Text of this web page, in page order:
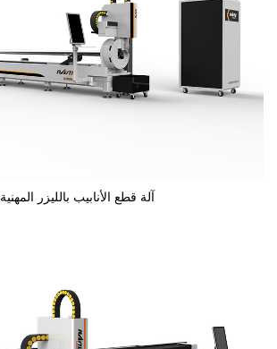
آلة قطع الأنابيب بالليزر المهنية